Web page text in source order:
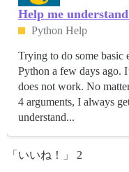
Help me
Python Help
Trying to do some basic
Python a few days ago.
does not work. No
4 arguments, I always
understand...
「いいね！」 2